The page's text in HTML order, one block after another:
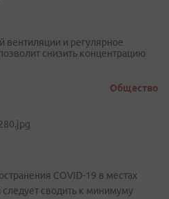
вентиляции и регулярное
снизить концентрацию
Общество
COVID-19 в местах
сводить к минимуму